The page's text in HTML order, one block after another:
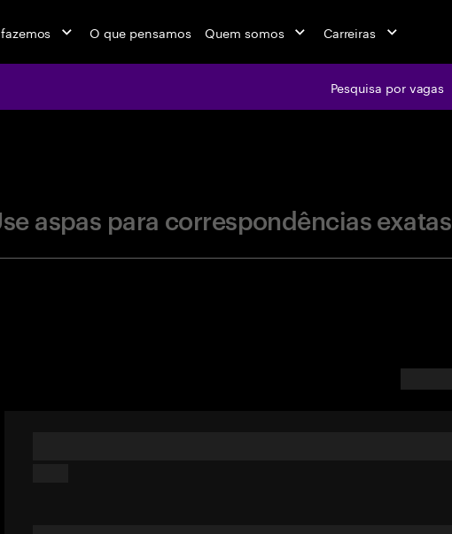
O que pensamos Quem somos Carreiras
Pesquisa por vagas
aspas para correspondências exatas